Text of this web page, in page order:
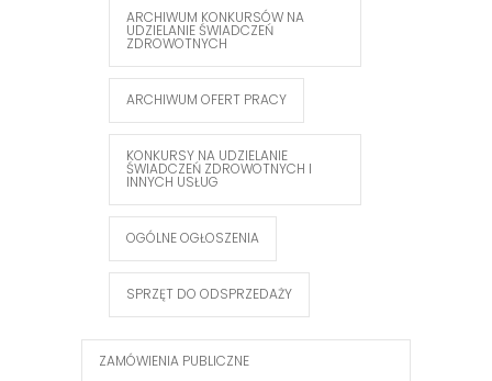
ARCHIWUM KONKURSÓW NA
UDZIELANIE ŚWIADCZEŃ
ZDROWOTNYCH
ARCHIWUM OFERT PRACY
KONKURSY NA UDZIELANIE
ŚWIADCZEŃ ZDROWOTNYCH I
INNYCH USŁUG
OGÓLNE OGŁOSZENIA
SPRZĘT DO ODSPRZEDAŻY
ZAMÓWIENIA PUBLICZNE